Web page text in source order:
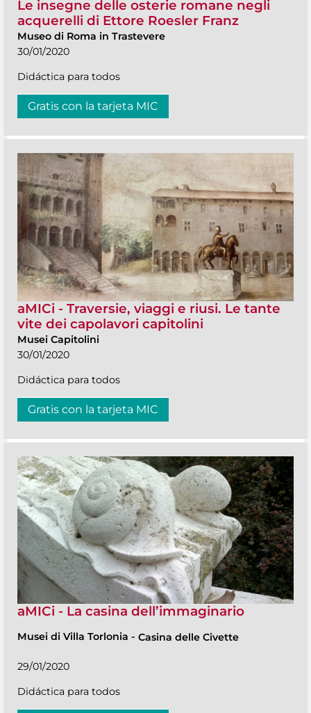
Le insegne delle osterie romane negli
acquerelli di Ettore Roesler Franz
Museo di Roma in Trastevere
30/01/2020
Didáctica para todos
Gratis con la tarjeta MIC
aMICi - Traversie, viaggi e riusi. Le tante
vite dei capolavori capitolini
Musei Capitolini
30/01/2020
Didáctica para todos
Gratis con la tarjeta MIC
aMICi - La casina dell’immaginario
Musei di Villa Torlonia - Casina delle Civette
29/01/2020
Didáctica para todos